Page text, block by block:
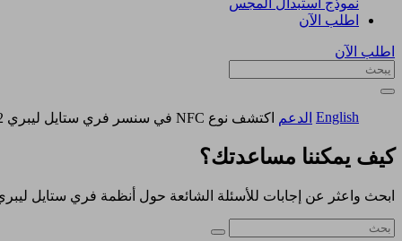
نموذج استبدال المجس
اطلب الآن
اطلب الآن
English الدعم اكتشف نوع NFC في سنسر فري ستايل ليبري 2 بلس
كيف يمكننا مساعدتك؟
ابحث واعثر عن إجابات للأسئلة الشائعة حول أنظمة فري ستايل